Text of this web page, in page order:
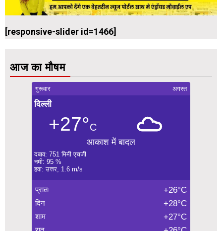
[responsive-slider id=1466]
आज का मौषम
गुरूवार अगस्त
दिल्ली
+27°C
आकाश में बादल
दबाव: 751 मिमी एचजी
नमी: 95 %
हवा: उत्तर, 1.6 m/s
प्रातः +26°C
दिन +28°C
शाम +27°C